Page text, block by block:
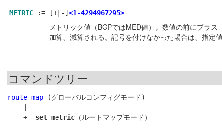
METRIC := [+|-] <1-4294967295>
メトリック値（BGPではMED値）。数値の前にプラ
加算、減算される。記号を付けなかった場合は、指定
コマンドツリー
route-map (グローバルコンフィグモード)
    +-
set metric